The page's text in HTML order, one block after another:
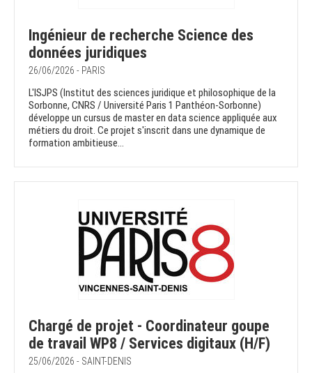
Ingénieur de recherche Science des
données juridiques
26/06/2026 - PARIS
L'ISJPS (Institut des sciences juridique et philosophique de la
Sorbonne, CNRS / Université Paris 1 Panthéon-Sorbonne)
développe un cursus de master en data science appliquée aux
métiers du droit. Ce projet s'inscrit dans une dynamique de
formation ambitieuse...
Chargé de projet - Coordinateur goupe
de travail WP8 / Services digitaux (H/F)
25/06/2026 - SAINT-DENIS